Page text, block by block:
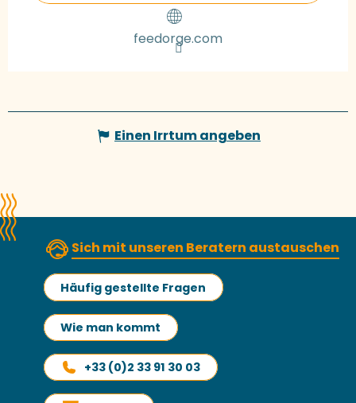
feedorge.com
Einen Irrtum angeben
Sich mit unseren Beratern austauschen
Häufig gestellte Fragen
Wie man kommt
+33 (0)2 33 91 30 03